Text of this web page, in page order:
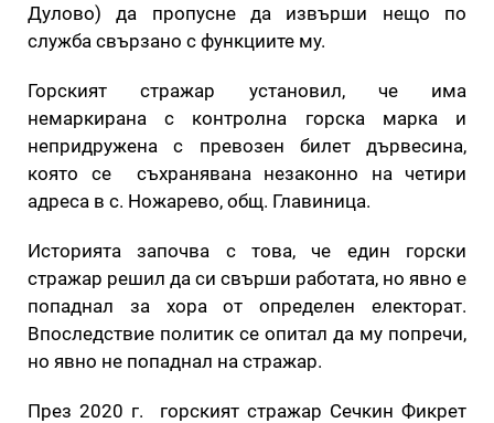
Дулово) да пропусне да извърши нещо по
служба свързано с функциите му.
Горският стражар установил, че има
немаркирана с контролна горска марка и
непридружена с превозен билет дървесина,
която се съхранявана незаконно на четири
адреса в с. Ножарево, общ. Главиница.
Историята започва с това, че един горски
стражар решил да си свърши работата, но явно е
попаднал за хора от определен електорат.
Впоследствие политик се опитал да му попречи,
но явно не попаднал на стражар.
През 2020 г. горският стражар Сечкин Фикрет